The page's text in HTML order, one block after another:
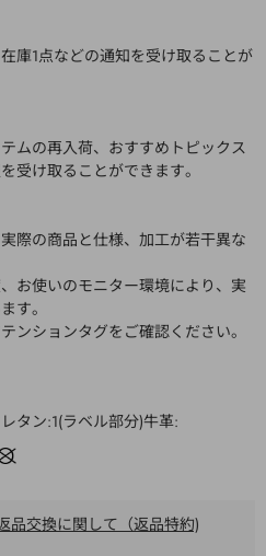
庫1点などの通知を受け取ることが
ムの再入荷、おすすめトピックス
受け取ることができます。
際の商品と仕様、加工が若干異な
お使いのモニター環境により、実
す。
ンションタグをご確認ください。
タン:1(ラベル部分)牛革:
品交換に関して（返品特約)